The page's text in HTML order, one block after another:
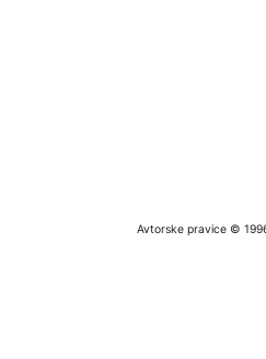
Avtorske pravice ©